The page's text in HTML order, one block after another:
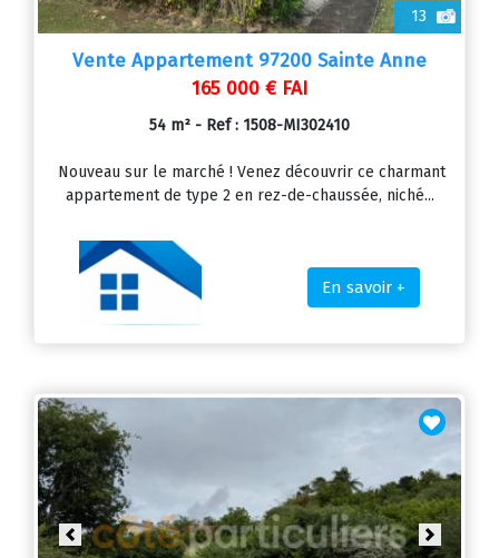
13
Vente Appartement 97200 Sainte Anne
165 000 € FAI
54 m² - Ref : 1508-MI302410
Nouveau sur le marché ! Venez découvrir ce charmant
appartement de type 2 en rez-de-chaussée, niché...
En savoir +
Previous Next